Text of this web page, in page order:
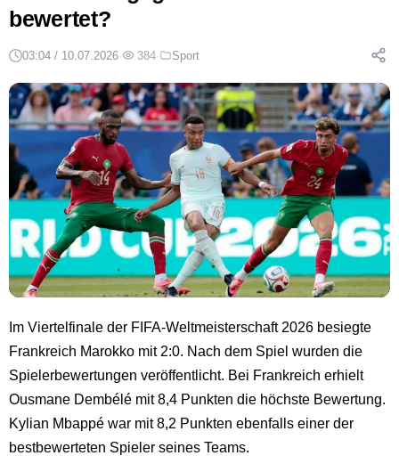
bewertet?
03:04 / 10.07.2026· 384· Sport
Im Viertelfinale der FIFA-Weltmeisterschaft 2026 besiegte
Frankreich Marokko mit 2:0. Nach dem Spiel wurden die
Spielerbewertungen veröffentlicht. Bei Frankreich erhielt
Ousmane Dembélé mit 8,4 Punkten die höchste Bewertung.
Kylian Mbappé war mit 8,2 Punkten ebenfalls einer der
bestbewerteten Spieler seines Teams.